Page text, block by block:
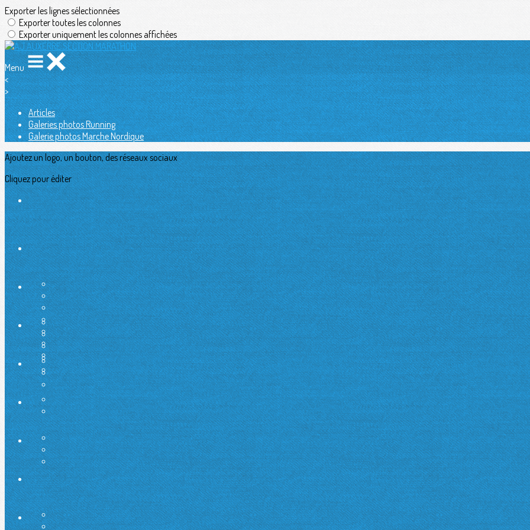
Exporter les lignes sélectionnées
Exporter toutes les colonnes
Exporter uniquement les colonnes affichées
Menu
<
>
Articles
Galeries photos Running
Galerie photos Marche Nordique
Ajoutez un logo, un bouton, des réseaux sociaux
Cliquez pour éditer